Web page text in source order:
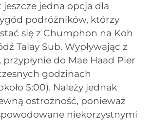
jedna opcja dla
podróżników, którzy
się z Chumphon na Koh
Talay Sub. Wypływając z
przypłynie do Mae Haad Pier
godzinach
5:00). Należy jednak
ostrożność, ponieważ
niekorzystnymi